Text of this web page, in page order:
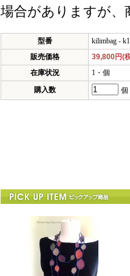
場合がありますが、
型番
kilimbag -
販売価格
39,800円(
在庫状況
1・個
購入数
個